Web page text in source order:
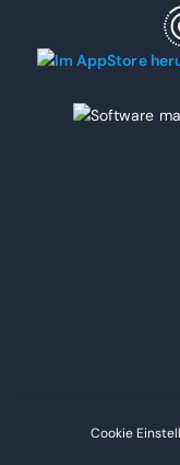
Cookie